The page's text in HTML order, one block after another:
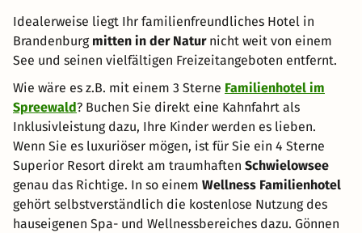
Idealerweise liegt Ihr familienfreundliches Hotel in
Brandenburg mitten in der Naturnicht weit von einem
See und seinen vielfältigen Freizeitangeboten entfernt.
Wie wäre es z.B. mit einem 3 Sterne Familienhotel im
Spreewald? Buchen Sie direkt eine Kahnfahrt als
Inklusivleistung dazu, Ihre Kinder werden es lieben.
Wenn Sie es luxuriöser mögen, ist für Sie ein 4 Sterne
Superior Resort direkt am traumhaften Schwielowsee
genau das Richtige. In so einem Wellness Familienhotel
gehört selbstverständlich die kostenlose Nutzung des
hauseigenen Spa- und Wellnessbereiches dazu. Gönnen